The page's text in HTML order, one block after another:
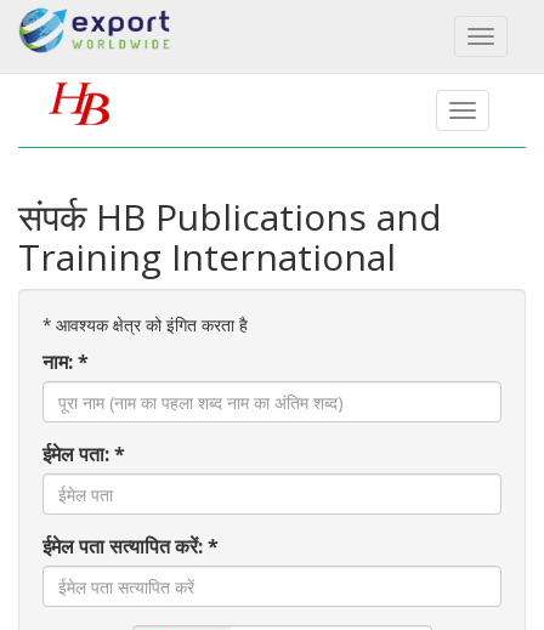
Toggle
संपर्क HB Publications and
Training International
* आवश्यक क्षेत्र को इंगित करता है
नाम: *
ईमेल पता: *
ईमेल पता सत्यापित करें: *